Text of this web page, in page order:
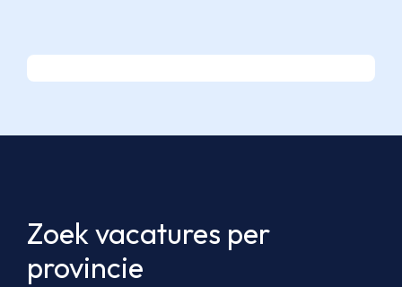
Zoek vacatures per
provincie